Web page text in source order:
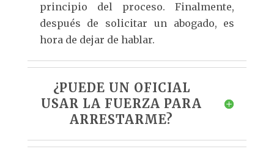
principio del proceso. Finalmente,
después de solicitar un abogado, es
hora de dejar de hablar.
¿PUEDE UN OFICIAL
USAR LA FUERZA PARA
ARRESTARME?